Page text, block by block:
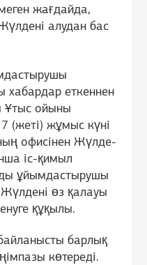
жағдайда,
алудан бас
хабардар еткеннен
Ұтыс ойыны
7 (жеті) жұмыс күні
офисінен Жүлде-
іс-қимыл
ұйымдастырушы
өз қалауы
құқылы.
барлық
көтереді.